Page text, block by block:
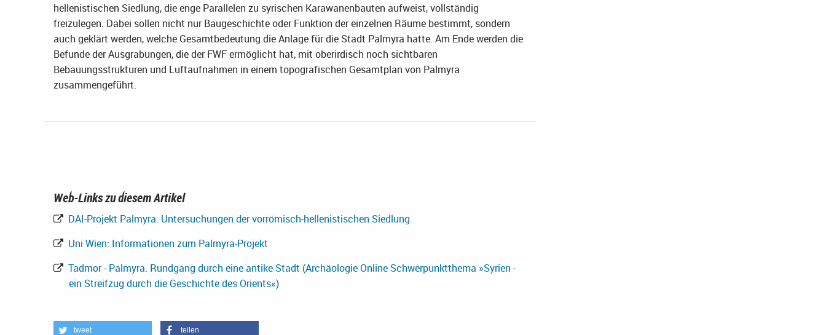
hellenistischen Siedlung, die enge Parallelen zu syrischen Karawanenbauten aufweist, vollständig
freizulegen. Dabei sollen nicht nur Baugeschichte oder Funktion der einzelnen Räume bestimmt, sondern
auch geklärt werden, welche Gesamtbedeutung die Anlage für die Stadt Palmyra hatte. Am Ende werden die
Befunde der Ausgrabungen, die der FWF ermöglicht hat, mit oberirdisch noch sichtbaren
Bebauungsstrukturen und Luftaufnahmen in einem topografischen Gesamtplan von Palmyra
zusammengeführt.
Web-Links zu diesem Artikel
DAI-Projekt Palmyra: Untersuchungen der vorrömisch-hellenistischen Siedlung
Uni Wien: Informationen zum Palmyra-Projekt
Tadmor - Palmyra. Rundgang durch eine antike Stadt (Archäologie Online Schwerpunktthema »Syrien -
ein Streifzug durch die Geschichte des Orients«)
tweet teilen